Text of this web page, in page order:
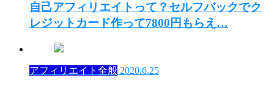
自己アフィリエイトって？セルフバックでク
レジットカード作って7800円もらえ…
アフィリエイト全般 2020.6.25